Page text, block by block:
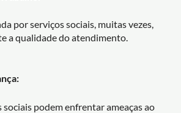
por serviços sociais, muitas vezes,
a qualidade do atendimento.
sociais podem enfrentar ameaças ao